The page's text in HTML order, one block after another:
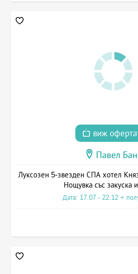
виж
Павел
Луксозен 5-звезден СПА хотел
Нощувка със закуска
Дата: 17.07 - 22.12 +